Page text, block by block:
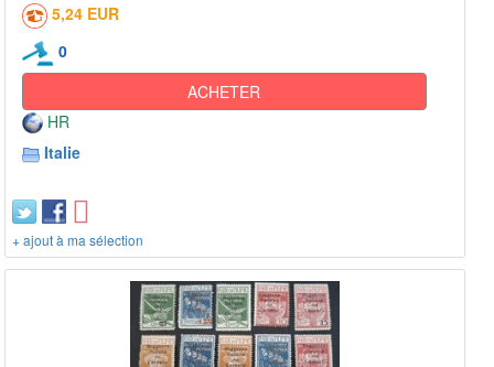
5,24 EUR
0
ACHETER
HR
Italie
+ ajout à ma sélection